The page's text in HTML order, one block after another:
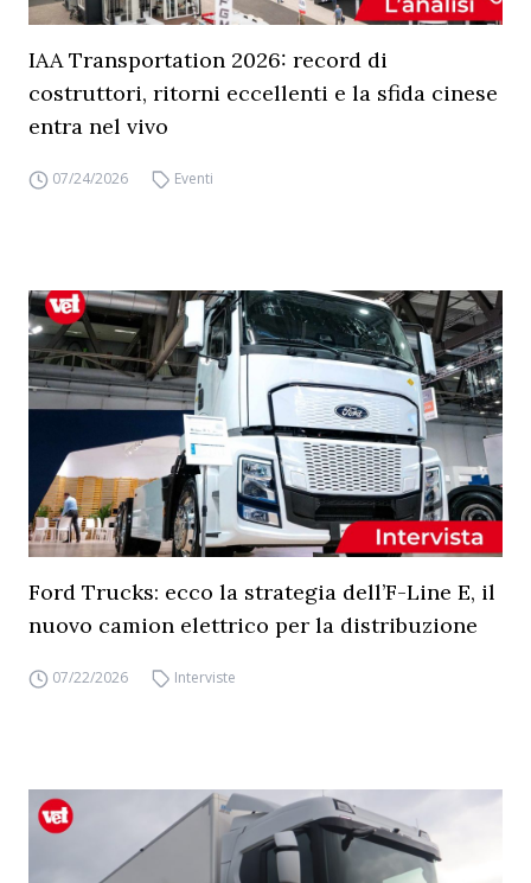
IAA Transportation 2026: record di
costruttori, ritorni eccellenti e la sfida cinese
entra nel vivo
07/24/2026 Eventi
Ford Trucks: ecco la strategia dell’F-Line E, il
nuovo camion elettrico per la distribuzione
07/22/2026 Interviste